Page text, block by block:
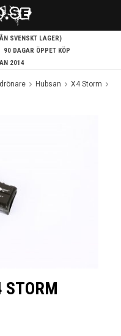
SVENSKT LAGER)
90 DAGAR ÖPPET KÖP
2014
Hubsan
X4 Storm
STORM